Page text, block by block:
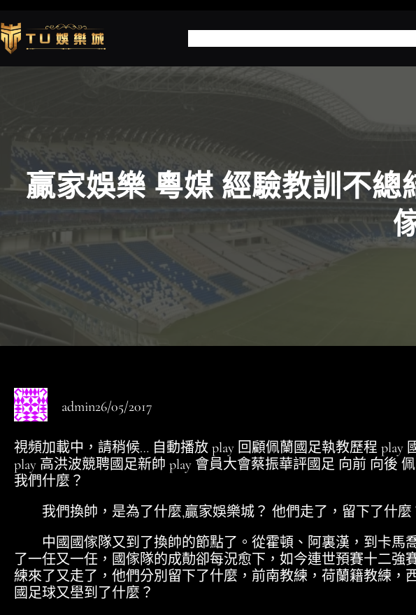
至
主
要
贏家娛樂 粵媒 經驗教訓不總
admin26/05/2017
視頻加載中，請稍候… 自動播放 play 回顧佩蘭國足執教歷程 play
play 高洪波競聘國足新帥 play 會員大會蔡振華評國足 向前 向後
我們什麼？
我們換帥，是為了什麼,贏家娛樂城？ 他們走了，留下了什麼
中國國傢隊又到了換帥的節點了。從霍頓、阿裏漢，到卡馬
了一任又一任，國傢隊的成勣卻每況愈下，如今連世預賽十二強
練來了又走了，他們分別留下了什麼，前南教練，荷蘭籍教練，
國足球又壆到了什麼？